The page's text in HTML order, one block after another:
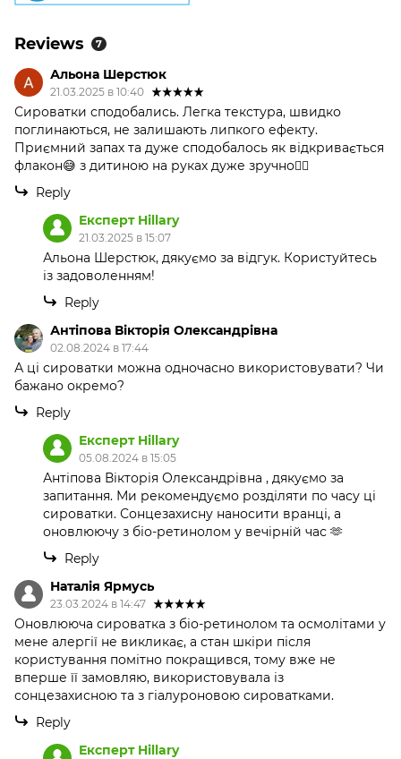
Reviews 7
Альона Шерстюк
21.03.2025 в 10:40
Сироватки сподобались. Легка текстура, швидко
поглинаються, не залишають липкого ефекту.
Приємний запах та дуже сподобалось як відкривається
флакон😅 з дитиною на руках дуже зручно👍🏻
Reply
Експерт Hillary
21.03.2025 в 15:07
Альона Шерстюк, дякуємо за відгук. Користуйтесь
із задоволенням!
Reply
Антіпова Вікторія Олександрівна
02.08.2024 в 17:44
А ці сироватки можна одночасно використовувати? Чи
бажано окремо?
Reply
Експерт Hillary
05.08.2024 в 15:05
Антіпова Вікторія Олександрівна , дякуємо за
запитання. Ми рекомендуємо розділяти по часу ці
сироватки. Сонцезахисну наносити вранці, а
оновлюючу з біо-ретинолом у вечірній час 🫶
Reply
Наталія Ярмусь
23.03.2024 в 14:47
Оновлююча сироватка з біо-ретинолом та осмолітами у
мене алергії не викликає, а стан шкіри після
користування помітно покращився, тому вже не
вперше її замовляю, використовувала із
сонцезахисною та з гіалуроновою сироватками.
Reply
Експерт Hillary